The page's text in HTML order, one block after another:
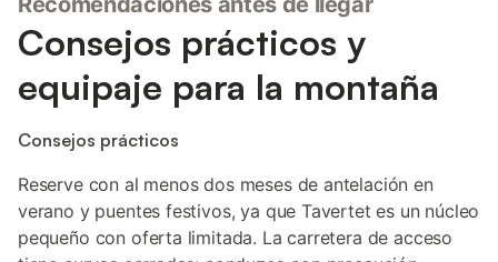
Consejos prácticos y
equipaje para la montaña
Consejos prácticos
Reserve con al menos dos meses de antelación en
verano y puentes festivos, ya que Tavertet es un núcleo
pequeño con oferta limitada. La carretera de acceso